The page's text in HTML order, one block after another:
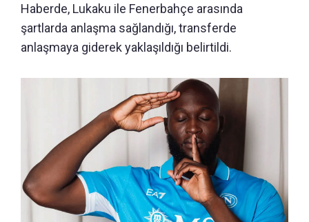
Haberde, Lukaku ile Fenerbahçe arasında
şartlarda anlaşma sağlandığı, transferde
anlaşmaya giderek yaklaşıldığı belirtildi.